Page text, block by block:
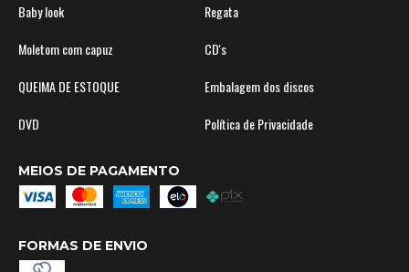
Baby look
Regata
Moletom com capuz
CD's
QUEIMA DE ESTOQUE
Embalagem dos discos
DVD
Política de Privacidade
MEIOS DE PAGAMENTO
FORMAS DE ENVIO